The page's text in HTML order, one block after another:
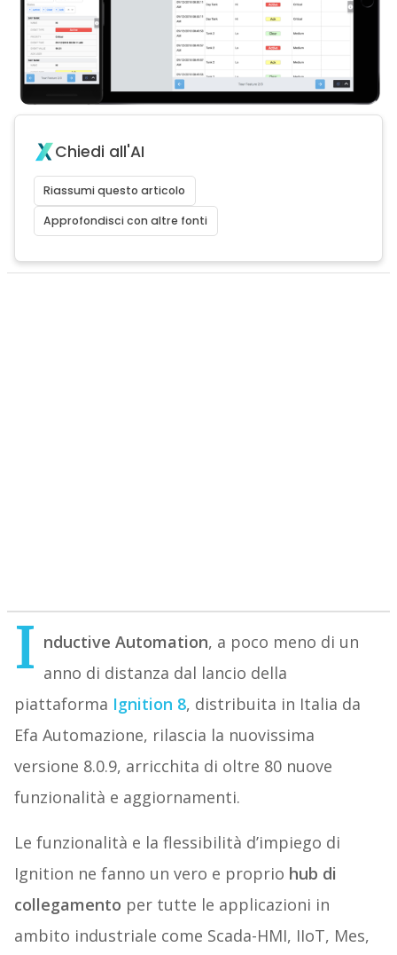
Chiedi all'AI
Riassumi questo articolo
Approfondisci con altre fonti
I nductive Automation, a poco meno di un
anno di distanza dal lancio della
piattaforma Ignition 8, distribuita in Italia da
Efa Automazione, rilascia la nuovissima
versione 8.0.9, arricchita di oltre 80 nuove
funzionalità e aggiornamenti.
Le funzionalità e la flessibilità d’impiego di
Ignition ne fanno un vero e proprio hub di
collegamento per tutte le applicazioni in
ambito industriale come Scada-HMI, IIoT, Mes,